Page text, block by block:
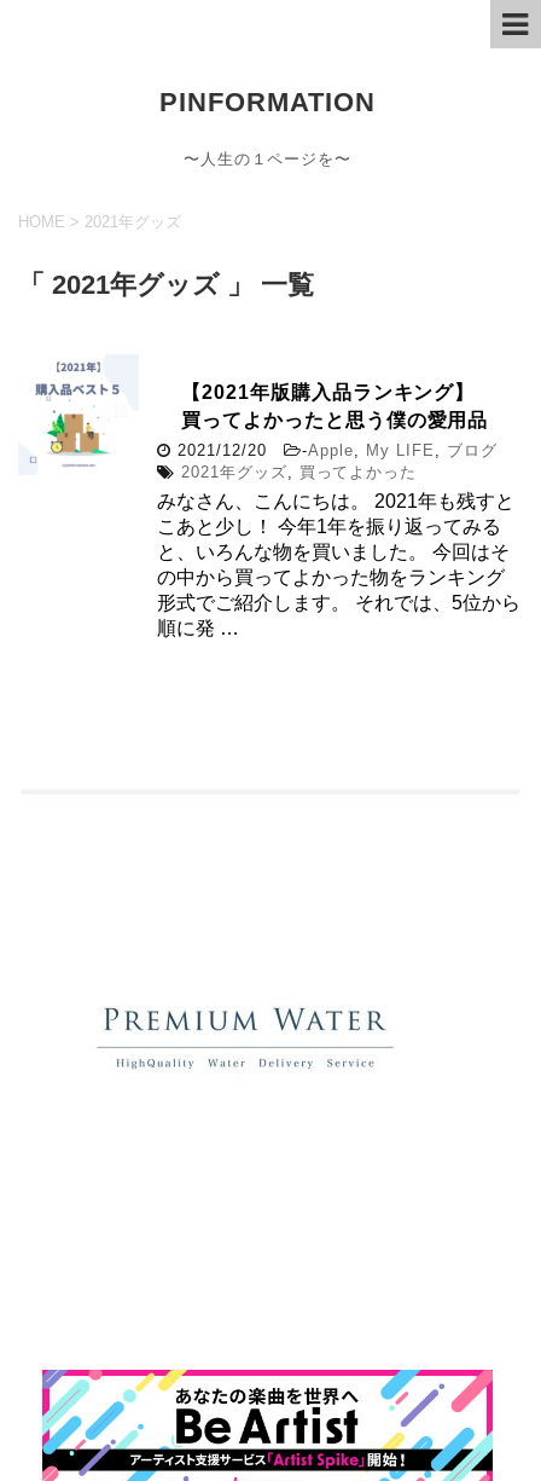
PINFORMATION
〜人生の１ページを〜
HOME > 2021年グッズ
「 2021年グッズ 」 一覧
【2021年版購入品ランキング】
買ってよかったと思う僕の愛用品
2021/12/20 -Apple My LIFE
ブログ
2021年グッズ
買ってよかった
みなさん、こんにちは。 2021年も残すと
こあと少し！ 今年1年を振り返ってみる
と、いろんな物を買いました。 今回はそ
の中から買ってよかった物をランキング
形式でご紹介します。 それでは、5位から
順に発 …